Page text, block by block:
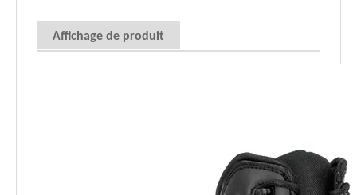
Affichage de produit